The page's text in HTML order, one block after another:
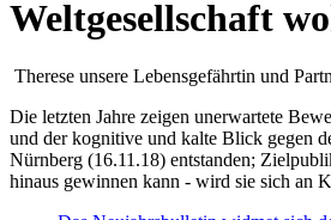
Weltgesellschaft
Therese unsere Lebensgefährtin und
Die letzten Jahre zeigen unerwartete
und der kognitive und kalte Blick gegen
Nürnberg (16.11.18) entstanden;
hinaus gewinnen kann - wird sie sich an